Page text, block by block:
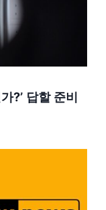
?’ 답할 준비